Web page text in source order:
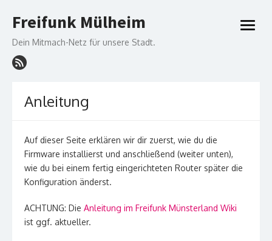
to
Freifunk Mülheim
Dein Mitmach-Netz für unsere Stadt.
open
Anleitung
Auf dieser Seite erklären wir dir zuerst, wie du die
Firmware installierst und anschließend (weiter unten),
wie du bei einem fertig eingerichteten Router später die
Konfiguration änderst.
ACHTUNG: Die Anleitung im Freifunk Münsterland Wiki
ist ggf. aktueller.